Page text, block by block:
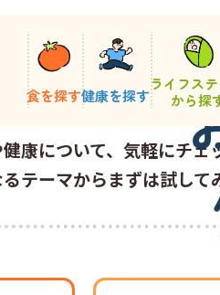
食を探す健康を探す
ライフス
から探
康について、気軽にチェ
テーマからまずは試して